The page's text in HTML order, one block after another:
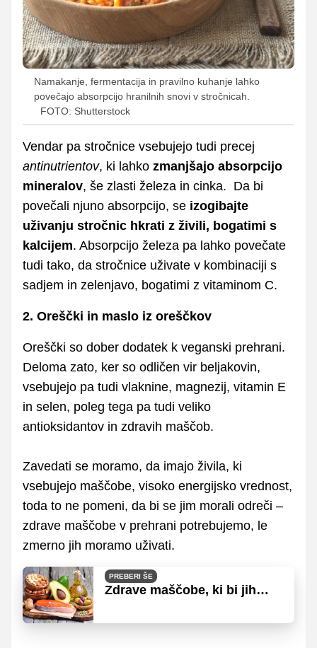
Namakanje, fermentacija in pravilno kuhanje lahko
povečajo absorpcijo hranilnih snovi v stročnicah.
FOTO: Shutterstock
Vendar pa stročnice vsebujejo tudi precej
antinutrientov, ki lahko zmanjšajo absorpcijo
mineralov, še zlasti železa in cinka. Da bi
povečali njuno absorpcijo, se izogibajte
uživanju stročnic hkrati z živili, bogatimi s
kalcijem. Absorpcijo železa pa lahko povečate
tudi tako, da stročnice uživate v kombinaciji s
sadjem in zelenjavo, bogatimi z vitaminom C.
2. Oreščki in maslo iz oreščkov
Oreščki so dober dodatek k veganski prehrani.
Deloma zato, ker so odličen vir beljakovin,
vsebujejo pa tudi vlaknine, magnezij, vitamin E
in selen, poleg tega pa tudi veliko
antioksidantov in zdravih maščob.
Zavedati se moramo, da imajo živila, ki
vsebujejo maščobe, visoko energijsko vrednost,
toda to ne pomeni, da bi se jim morali odreči –
zdrave maščobe v prehrani potrebujemo, le
zmerno jih moramo uživati.
PREBERI ŠE
Zdrave maščobe, ki bi jih